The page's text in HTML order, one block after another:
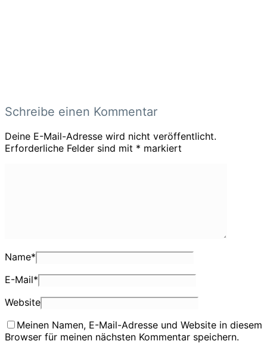
Schreibe einen Kommentar
Deine E-Mail-Adresse wird nicht veröffentlicht.
Erforderliche Felder sind mit * markiert
Name*
E-Mail*
Website
Meinen Namen, E-Mail-Adresse und Website in diesem
Browser für meinen nächsten Kommentar speichern.